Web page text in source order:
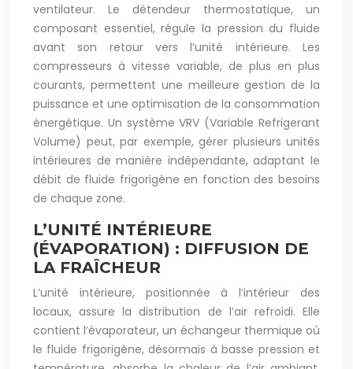
ventilateur. Le détendeur thermostatique, un
composant essentiel, régule la pression du fluide
avant son retour vers l’unité intérieure. Les
compresseurs à vitesse variable, de plus en plus
courants, permettent une meilleure gestion de la
puissance et une optimisation de la consommation
énergétique. Un système VRV (Variable Refrigerant
Volume) peut, par exemple, gérer plusieurs unités
intérieures de manière indépendante, adaptant le
débit de fluide frigorigène en fonction des besoins
de chaque zone.
L’UNITÉ INTÉRIEURE
(ÉVAPORATION) : DIFFUSION DE
LA FRAÎCHEUR
L’unité intérieure, positionnée à l’intérieur des
locaux, assure la distribution de l’air refroidi. Elle
contient l’évaporateur, un échangeur thermique où
le fluide frigorigène, désormais à basse pression et